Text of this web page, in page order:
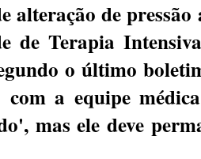
alteração de
de Terapia
o último
com a equipe
mas ele deve